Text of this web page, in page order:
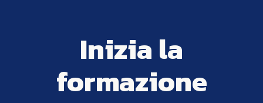
Inizia la
formazione